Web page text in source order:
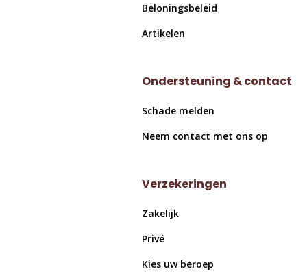
Beloningsbeleid
Artikelen
Ondersteuning & contact
Schade melden
Neem contact met ons op
Verzekeringen
Zakelijk
Privé
Kies uw beroep